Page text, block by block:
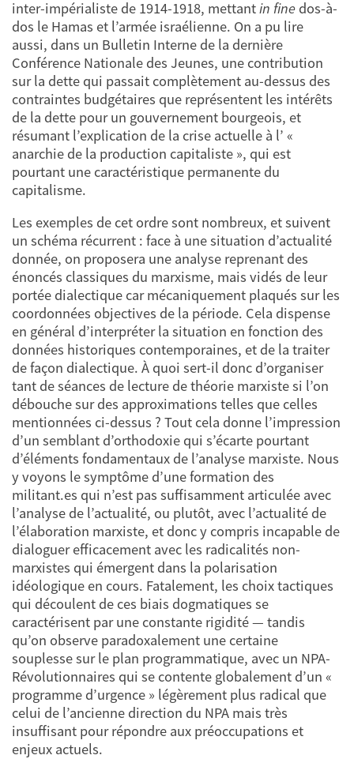
inter-impérialiste de 1914-1918, mettantin fine dos-à-
dos le Hamas et l’armée israélienne. On a pu lire
aussi, dans un Bulletin Interne de la dernière
Conférence Nationale des Jeunes, une contribution
sur la dette qui passait complètement au-dessus des
contraintes budgétaires que représentent les intérêts
de la dette pour un gouvernement bourgeois, et
résumant l’explication de la crise actuelle à l’ «
anarchie de la production capitaliste », qui est
pourtant une caractéristique permanente du
capitalisme.
Les exemples de cet ordre sont nombreux, et suivent
un schéma récurrent : face à une situation d’actualité
donnée, on proposera une analyse reprenant des
énoncés classiques du marxisme, mais vidés de leur
portée dialectique car mécaniquement plaqués sur les
coordonnées objectives de la période. Cela dispense
en général d’interpréter la situation en fonction des
données historiques contemporaines, et de la traiter
de façon dialectique. À quoi sert-il donc d’organiser
tant de séances de lecture de théorie marxiste si l’on
débouche sur des approximations telles que celles
mentionnées ci-dessus ? Tout cela donne l’impression
d’un semblant d’orthodoxie qui s’écarte pourtant
d’éléments fondamentaux de l’analyse marxiste. Nous
y voyons le symptôme d’une formation des
militant.es qui n’est pas suffisamment articulée avec
l’analyse de l’actualité, ou plutôt, avec l’actualité de
l’élaboration marxiste, et donc y compris incapable de
dialoguer efficacement avec les radicalités non-
marxistes qui émergent dans la polarisation
idéologique en cours. Fatalement, les choix tactiques
qui découlent de ces biais dogmatiques se
caractérisent par une constante rigidité — tandis
qu’on observe paradoxalement une certaine
souplesse sur le plan programmatique, avec un NPA-
Révolutionnaires qui se contente globalement d’un «
programme d’urgence » légèrement plus radical que
celui de l’ancienne direction du NPA mais très
insuffisant pour répondre aux préoccupations et
enjeux actuels.